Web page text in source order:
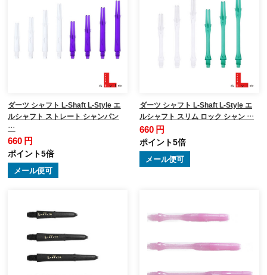
ダーツ シャフト L-Shaft L-Style エ
ルシャフト ストレート シャンパン
…
660 円
ポイント5倍
メール便可
ダーツ シャフト L-Shaft L-Style エ
ルシャフト スリム ロック シャン …
660 円
ポイント5倍
メール便可